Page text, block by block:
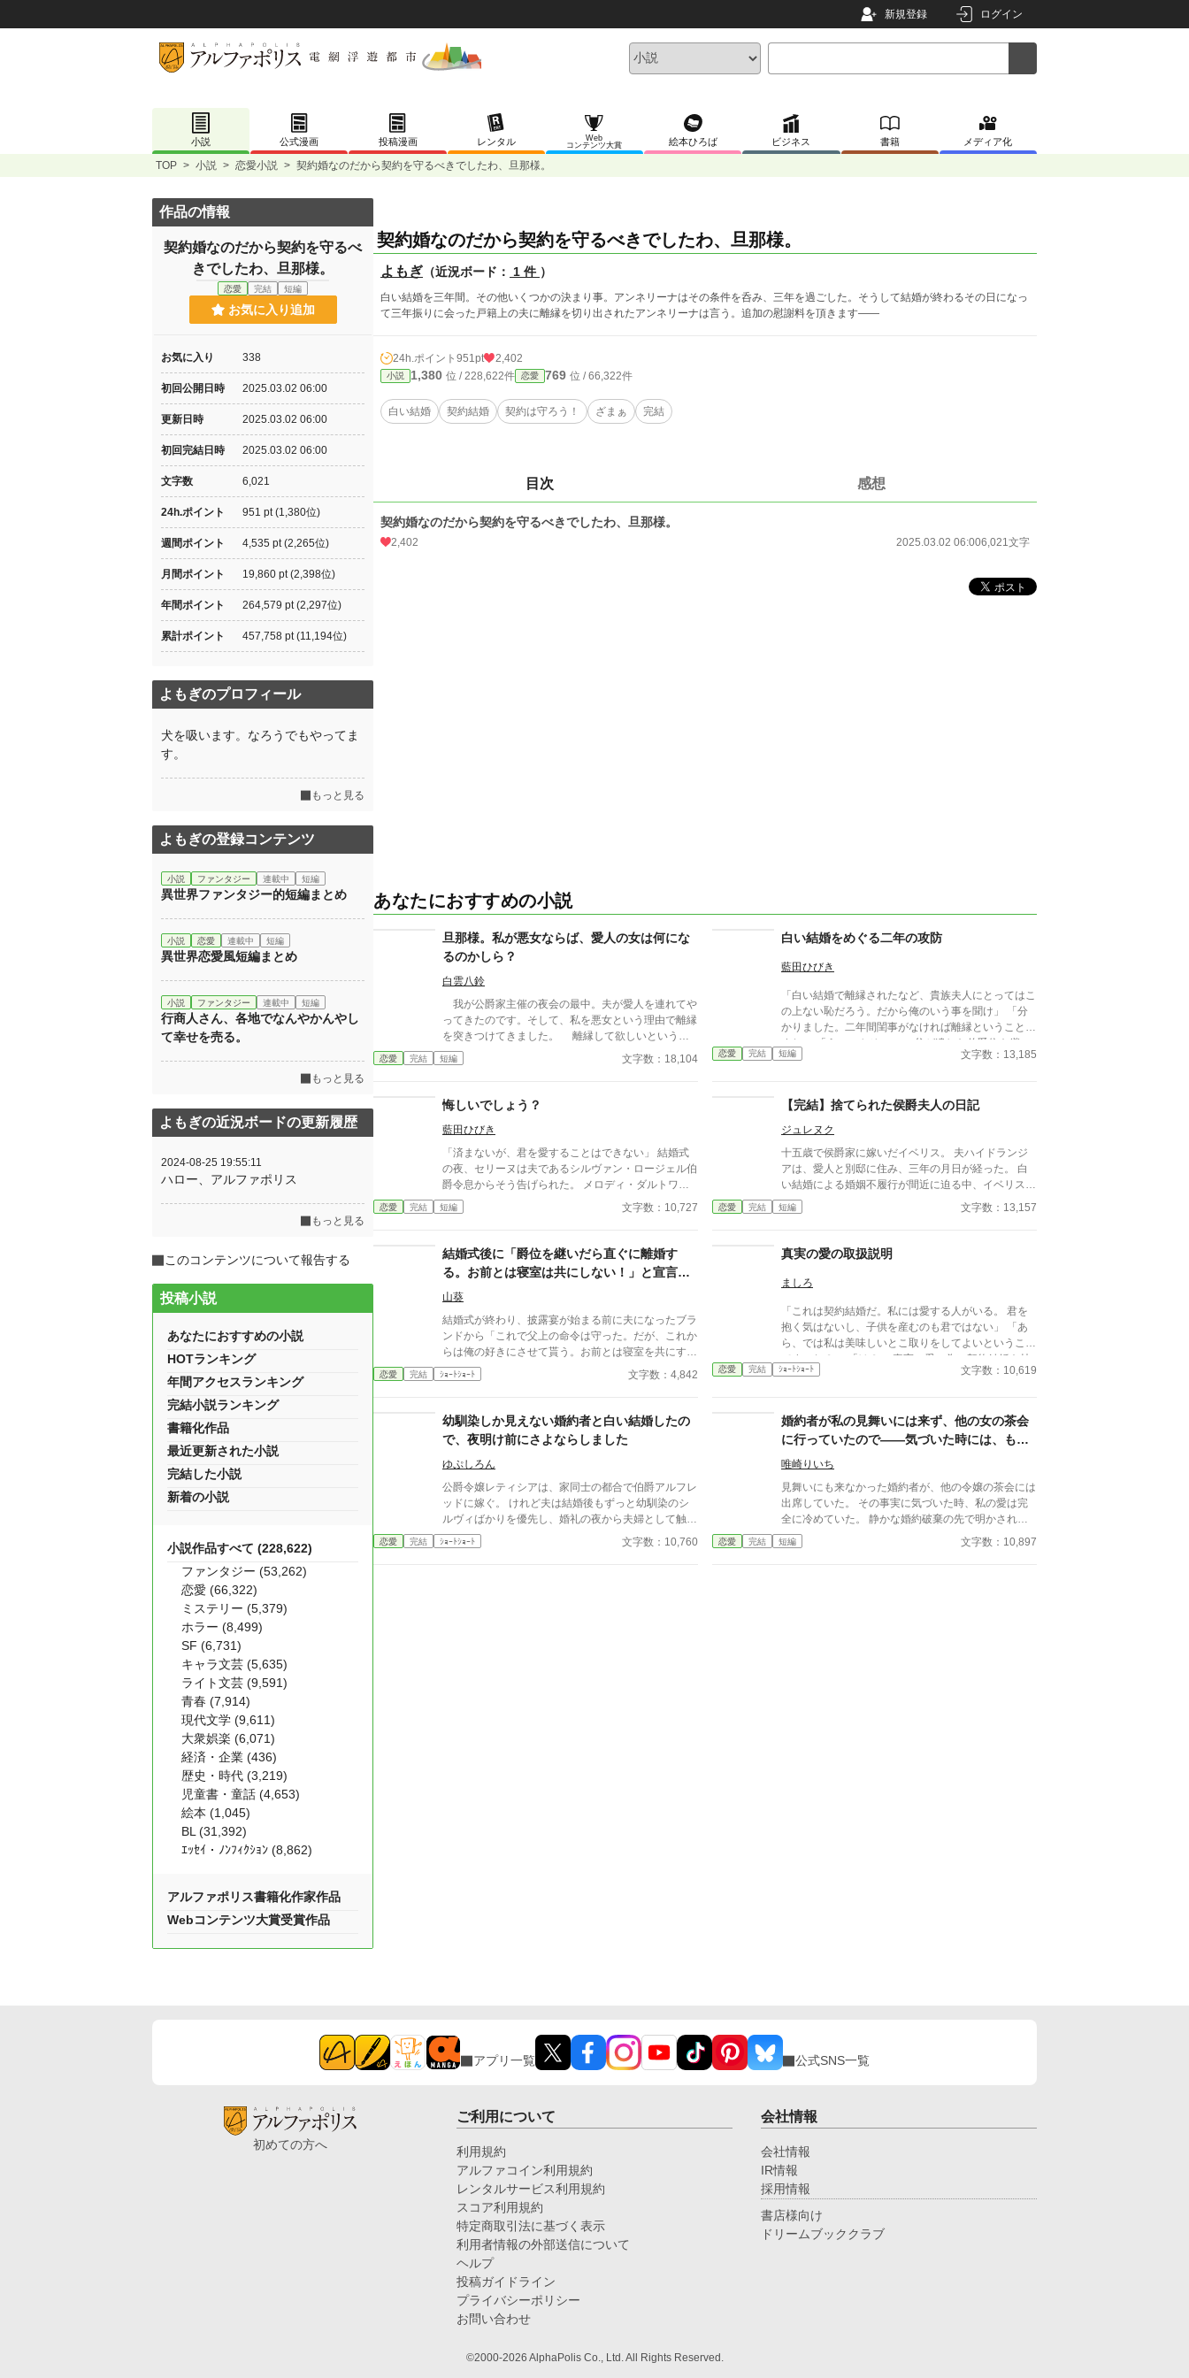
新規登録 ログイン
小説 公式漫画 投稿漫画 レンタル
Web
コンテンツ大賞
絵本ひろば ビジネス 書籍 メディア化
TOP > 小説 > 恋愛小説 > 契約婚なのだから契約を守るべきでしたわ、旦那様。
契約婚なのだから契約を守るべきでしたわ、旦那様。
よもぎ （近況ボード： 1 件 ）
白い結婚を三年間。その他いくつかの決まり事。アンネリーナはその条件を呑み、三年を過ごした。そうして結婚が終わるその日になっ
て三年振りに会った戸籍上の夫に離縁を切り出されたアンネリーナは言う。追加の慰謝料を頂きます――
24h.ポイント 951pt 2,402
小説 1,380 位 / 228,622件 恋愛 769 位 / 66,322件
白い結婚 契約結婚 契約は守ろう！ ざまぁ 完結
目次 感想
契約婚なのだから契約を守るべきでしたわ、旦那様。
2,402 2025.03.02 06:006,021文字
あなたにおすすめの小説
旦那様。私が悪女ならば、愛人の女は何にな
るのかしら？
白雲八鈴
我が公爵家主催の夜会の最中。夫が愛人を連れてや
ってきたのです。そして、私を悪女という理由で離縁
を突きつけてきました。 離縁して欲しいというの
であれば、今まで支援してきた金額を全額返済してい
ただけません？ あら？愛人の貴女が支払ってくれ
ば、妻のいる夫の愛人に収まっている貴女は何なのか
恋愛 完結 短編 文字数：18,104
白い結婚をめぐる二年の攻防
藍田ひびき
「白い結婚で離縁されたなど、貴族夫人にとってはこ
の上ない恥だろう。だから俺のいう事を聞け」 「分
かりました。二年間閨事がなければ離縁ということで
すね」 「え、いやその」 父が遺した伯爵位を継い
だシルヴィア。叔父の勧めで結婚した夫エグモントは
むしろ願っても無いことだった。 妻を思い通り
恋愛 完結 短編 文字数：13,185
悔しいでしょう？
藍田ひびき
「済まないが、君を愛することはできない」 結婚式
の夜、セリーヌは夫であるシルヴァン・ロージェル伯
爵令息からそう告げられた。 メロディ・ダルトワ元
男爵令嬢――王太子を篭絡し、婚約破棄騒動を引き起
こした美貌の令嬢を、シルヴァンは未だに想っていた
りに、とある願い事をするが…？ 婚約破棄騒動に巻
き込まれた女性が、ちょっとした仕返しをする話。
※ なろうにも投稿しています。
恋愛 完結 短編 文字数：10,727
【完結】捨てられた侯爵夫人の日記
ジュレヌク
十五歳で侯爵家に嫁いだイベリス。 夫ハイドランジ
アは、愛人と別邸に住み、三年の月日が経った。 白
い結婚による婚姻不履行が間近に迫る中、イベリス
は、高熱を出して記憶を失う。 戻ってきた夫は、妻
に仕える侍女アリッサムから、いない月日の間書き綴
ら自分を恋しいと思ってくれていた少女の思いの丈が
前に、ハイドランジアは、心が揺らぐ。 自分への恋
れていたのなら、また、愛を育めるのではないのか？
様々な人間の思いが交錯し、物語は、思わぬ方向へと
進んでいく。
恋愛 完結 短編 文字数：13,157
結婚式後に「爵位を継いだら直ぐに離婚す
る。お前とは寝室は共にしない！」と宣言さ
れました
山葵
結婚式が終わり、披露宴が始まる前に夫になったブラ
ンドから「これで父上の命令は守った。だが、これか
らは俺の好きにさせて貰う。お前とは寝室を共にする
事はない。俺には愛する女がいるんだ。父上から早く
爵位を譲って貰い、お前とは離婚する。お前もそのつ
の間に恋愛感情は無いけれど、ブランド様に嫁ぐいじ
ょう夫婦として寄り添い共に頑張って行ければと思っ
ていたが…その必要も無い様だ。 ならば私も好きに
させて貰おう！！
恋愛 完結 ｼｮｰﾄｼｮｰﾄ 文字数：4,842
真実の愛の取扱説明
ましろ
「これは契約結婚だ。私には愛する人がいる。 君を
抱く気はないし、子供を産むのも君ではない」 「あ
ら、では私は美味しいとこ取りをしてよいということ
ですのね？」 「は？」 真実の愛の為に契約結婚を持
ち掛ける男と、そんな男の浪漫を打ち砕く女のお話。
ます。 ・話のタイトルを変更しました。
恋愛 完結 ｼｮｰﾄｼｮｰﾄ 文字数：10,619
幼馴染しか見えない婚約者と白い結婚したの
で、夜明け前にさよならしました
ゆぷしろん
公爵令嬢レティシアは、家同士の都合で伯爵アルフレ
ッドに嫁ぐ。 けれど夫は結婚後もずっと幼馴染のシ
ルヴィばかりを優先し、婚礼の夜から夫婦として触れ
合おうともしなかった。名ばかりの妻として伯爵家を
支え、領地経営まで立て直しても、彼にとってレティ
恋愛 完結 ｼｮｰﾄｼｮｰﾄ 文字数：10,760
婚約者が私の見舞いには来ず、他の女の茶会
に行っていたので――気づいた時には、もう
愛は完全に冷めていました
唯崎りいち
見舞いにも来なかった婚約者が、他の令嬢の茶会には
出席していた。 その事実に気づいた時、私の愛は完
全に冷めていた。 静かな婚約破棄の先で明かされる
王家との繋がりと、彼の後悔。
恋愛 完結 短編 文字数：10,897
作品の情報
契約婚なのだから契約を守るべ
きでしたわ、旦那様。
恋愛 完結 短編
お気に入り追加
お気に入り 338
初回公開日時 2025.03.02 06:00
更新日時 2025.03.02 06:00
初回完結日時 2025.03.02 06:00
文字数 6,021
24h.ポイント 951 pt (1,380位)
週間ポイント 4,535 pt (2,265位)
月間ポイント 19,860 pt (2,398位)
年間ポイント 264,579 pt (2,297位)
累計ポイント 457,758 pt (11,194位)
よもぎのプロフィール
犬を吸います。なろうでもやってま
す。
もっと見る
よもぎの登録コンテンツ
小説 ファンタジー 連載中 短編
異世界ファンタジー的短編まとめ
小説 恋愛 連載中 短編
異世界恋愛風短編まとめ
小説 ファンタジー 連載中 短編
行商人さん、各地でなんやかんやし
て幸せを売る。
もっと見る
よもぎの近況ボードの更新履歴
2024-08-25 19:55:11
ハロー、アルファポリス
もっと見る
このコンテンツについて報告する
投稿小説
あなたにおすすめの小説
HOTランキング
年間アクセスランキング
完結小説ランキング
書籍化作品
最近更新された小説
完結した小説
新着の小説
小説作品すべて (228,622)
ファンタジー (53,262)
恋愛 (66,322)
ミステリー (5,379)
ホラー (8,499)
SF (6,731)
キャラ文芸 (5,635)
ライト文芸 (9,591)
青春 (7,914)
現代文学 (9,611)
大衆娯楽 (6,071)
経済・企業 (436)
歴史・時代 (3,219)
児童書・童話 (4,653)
絵本 (1,045)
BL (31,392)
ｴｯｾｲ・ﾉﾝﾌｨｸｼｮﾝ (8,862)
アルファポリス書籍化作家作品
Webコンテンツ大賞受賞作品
アプリ一覧 公式SNS一覧
初めての方へ
ご利用について
利用規約
アルファコイン利用規約
レンタルサービス利用規約
スコア利用規約
特定商取引法に基づく表示
利用者情報の外部送信について
ヘルプ
投稿ガイドライン
プライバシーポリシー
お問い合わせ
会社情報
会社情報
IR情報
採用情報
書店様向け
ドリームブッククラブ
©2000-2026 AlphaPolis Co., Ltd. All Rights Reserved.